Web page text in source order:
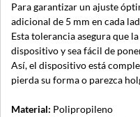
Para garantizar un ajuste
adicional de 5 mm en cada
Esta tolerancia asegura que
dispositivo y sea fácil de
Así, el dispositivo está
pierda su forma o parezca
Material: Polipropileno